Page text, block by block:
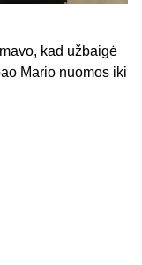
kad užbaigė
Mario nuomos iki